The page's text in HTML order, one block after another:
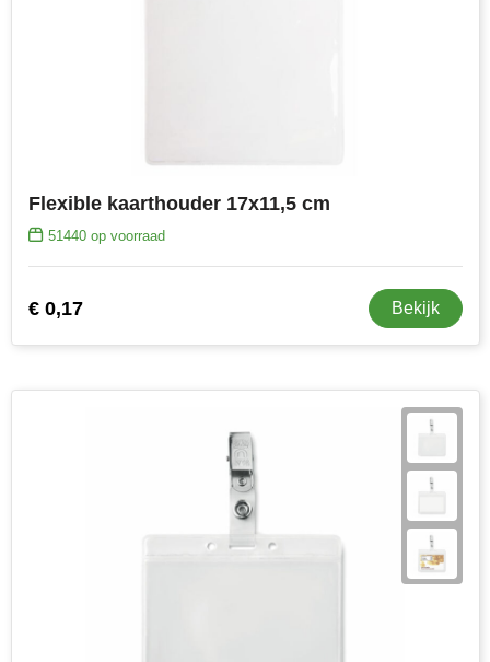
Flexible kaarthouder 17x11,5 cm
51440op voorraad
€ 0,17 Bekijk